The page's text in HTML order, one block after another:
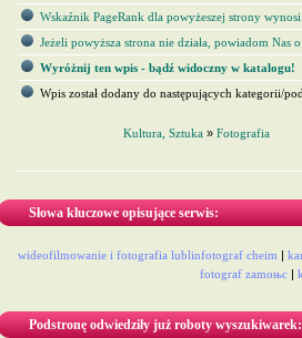
Wskaźnik PageRank dla powyżeszej strony wynosi
Jeżeli powyższa strona nie działa, powiadom
Wyróżnij ten wpis - bądź widoczny w katalogu!
Wpis został dodany do następujących kategorii/
Kultura, Sztuka » Fotografia
Słowa kluczowe opisujące serwis:
wideofilmowanie i fotografia lublinfotograf cheіm |
fotograf zamoњc|
Podstronę odwiedziły już roboty wyszukiwarek: